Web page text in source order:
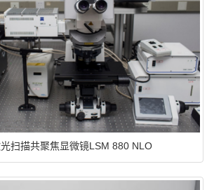
扫描共聚焦显微镜LSM 880 NLO